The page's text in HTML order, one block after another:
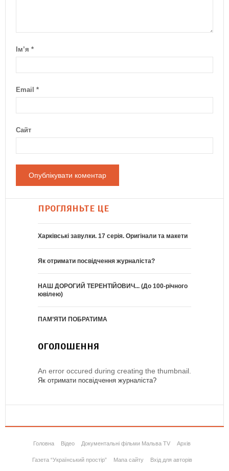
Ім’я *
Email *
Сайт
ПРОГЛЯНЬТЕ ЦЕ
Харківські завулки. 17 серія. Оригінали та макети
Як отримати посвідчення журналіста?
НАШ ДОРОГИЙ ТЕРЕНТІЙОВИЧ... (До 100-річного
ювілею)
ПАМ’ЯТИ ПОБРАТИМА
ОГОЛОШЕННЯ
An error occured during creating the thumbnail.
Як отримати посвідчення журналіста?
Головна Відео Документальні фільми Мальва TV Архів
Газета “Український простір” Мапа сайту Вхід для авторів